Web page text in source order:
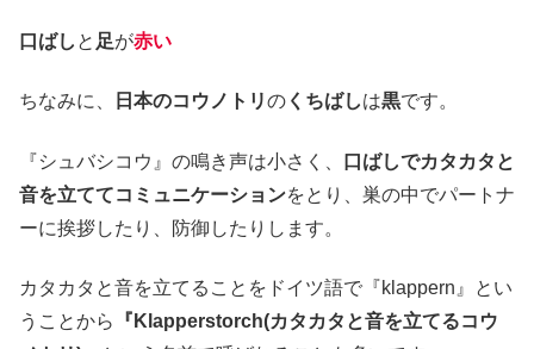
口ばし と 足が赤い
ちなみに、 日本のコウノトリの くちばしは黒です。
『シュバシコウ』の鳴き声は小さく、
口ばしでカタカタと
音を立ててコミュニケーションをとり、巣の中でパートナ
ーに挨拶したり、防御したりします。
カタカタと音を立てることをドイツ語で『klappern』とい
うことから
『Klapperstorch(カタカタと音を立てるコウ